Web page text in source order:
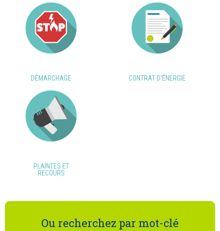
DÉMARCHAGE CONTRAT D'ÉNERGIE
PLAINTES ET
RECOURS
Ou recherchez par mot-clé